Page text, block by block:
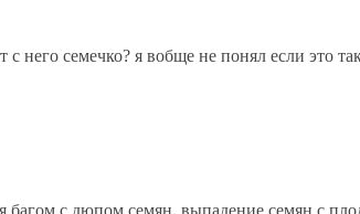
с него семечко? я вобще не понял если это
багом с дюпом семян, выпадение семян с